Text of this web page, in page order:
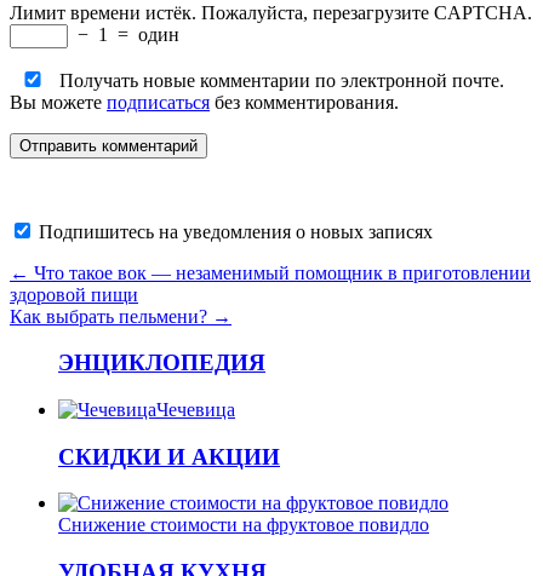
Лимит времени истёк. Пожалуйста, перезагрузите CAPTCHA.
− 1 = один
Получать новые комментарии по электронной почте.
Вы можете подписаться без комментирования.
Подпишитесь на уведомления о новых записях
← Что такое вок — незаменимый помощник в приготовлении
здоровой пищи
Как выбрать пельмени? →
ЭНЦИКЛОПЕДИЯ
Чечевица
СКИДКИ И АКЦИИ
Снижение стоимости на фруктовое повидло